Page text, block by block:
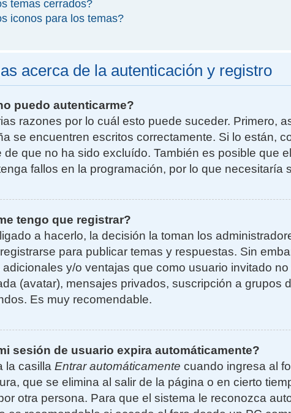
temas cerrados?
iconos para los temas?
acerca de la autenticación y registro
puedo autenticarme?
razones por lo cuál esto puede suceder. Primero,
se encuentren escritos correctamente. Si lo están,
de que no ha sido excluído. También es posible que
fallos en la programación, por lo que necesitaría
tengo que registrar?
a hacerlo, la decisión la toman los
para publicar temas y respuestas. Sin
y/o ventajas que como usuario invitado
(avatar), mensajes privados, suscripción a grupos
Es muy recomendable.
sesión de usuario expira automáticamente?
la casilla Entrar automáticamente cuando ingresa al
que se elimina al salir de la página o en cierto
otra persona. Para que el sistema le reconozca